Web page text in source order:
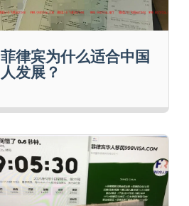
菲律宾为什么适合中国
人发展？